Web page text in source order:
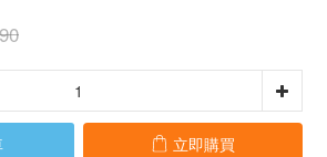
立即購買